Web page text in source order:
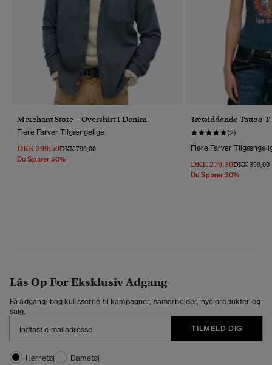
Merchant Store – Overshirt I Denim
Flere Farver Tilgængelige
DKK 399,50Pris Nedsat Fra
DKK 799,00Til
Du Sparer 50%
Tætsiddende Tattoo
(2)
Flere Farver
DKK 279,30Pris Nedsat
DKK 399,00
Du Sparer 30%
Lås Op For Eksklusiv Adgang
Få adgang: bag kulisserne til kampagner, samarbejder, nye produkter og
salg.
TILMELD DIG
Herretøj Dametøj